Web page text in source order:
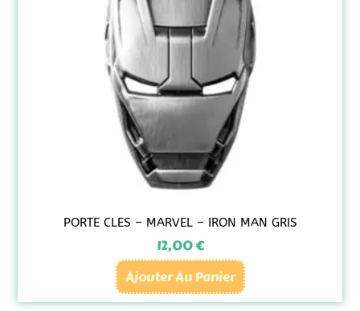
PORTE CLES – MARVEL – IRON MAN GRIS
12,00€
Ajouter Au Panier